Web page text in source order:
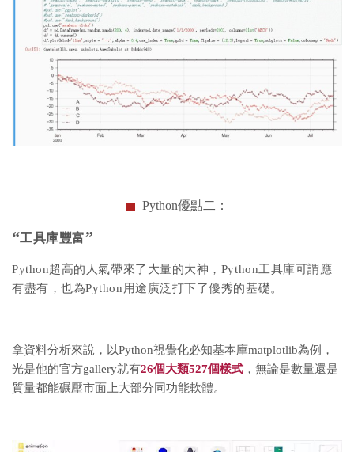
Python優點二：
“工具庫豐富”
Python超高的人氣帶來了大量的大神，Python工具庫可謂應
有盡有，也為Python用途廣泛打下了優秀的基礎。
拿資料分析來說，以Python視覺化必知基本庫matplotlib為例，
光是他的官方gallery就有26個大類527個樣式 ，無論是數量還是
質量都能碾壓市面上大部分同功能軟體。